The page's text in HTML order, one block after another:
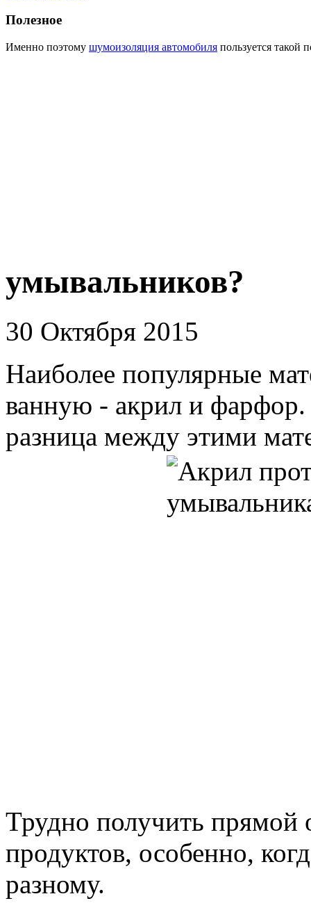
Полезное
Именно поэтому шумоизоляция автомобиля пользуется такой
умывальников?
30 Октября 2015
Наиболее популярные
ванную - акрил и
разница между этими
Трудно получить прямой
продуктов, особенно,
разному.